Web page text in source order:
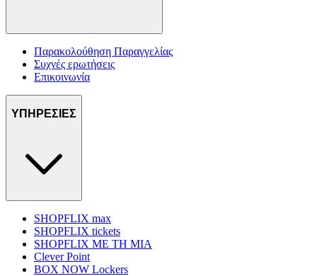
Παρακολούθηση Παραγγελίας
Συχνές ερωτήσεις
Επικοινωνία
ΥΠΗΡΕΣΙΕΣ
SHOPFLIX max
SHOPFLIX tickets
SHOPFLIX ΜΕ ΤΗ ΜΙΑ
Clever Point
BOX NOW Lockers